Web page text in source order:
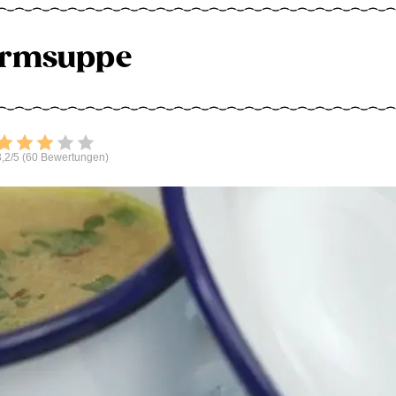
Bewerten
5 (60 Bewertungen)